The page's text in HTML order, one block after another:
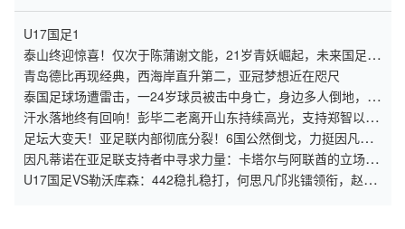
U17国足1
泰山终迎惊喜！仅次于陈蒲谢文能，21岁青妖崛起，未来国足新
锋线！
青岛德比再现经典，西海岸直升第二，亚冠梦想近在咫尺
泰国足球场遭雷击，一24岁球员被击中身亡，身边多人倒地，至
少9人受伤，警方介入调查
汗水落地终有回响！彭毕二老离开山东持续高光，支持郑智以教
练身份征战亚冠
足坛大变天！亚足联内部彻底分裂！6国公然倒戈，力挺因凡蒂
诺连任
因凡蒂诺在亚足联支持者中寻求力量：卡塔尔与阿联酋的立场引
发关注
U17国足VS勒沃库森：442稳扎稳打，何思凡邝兆镭领衔，赵松